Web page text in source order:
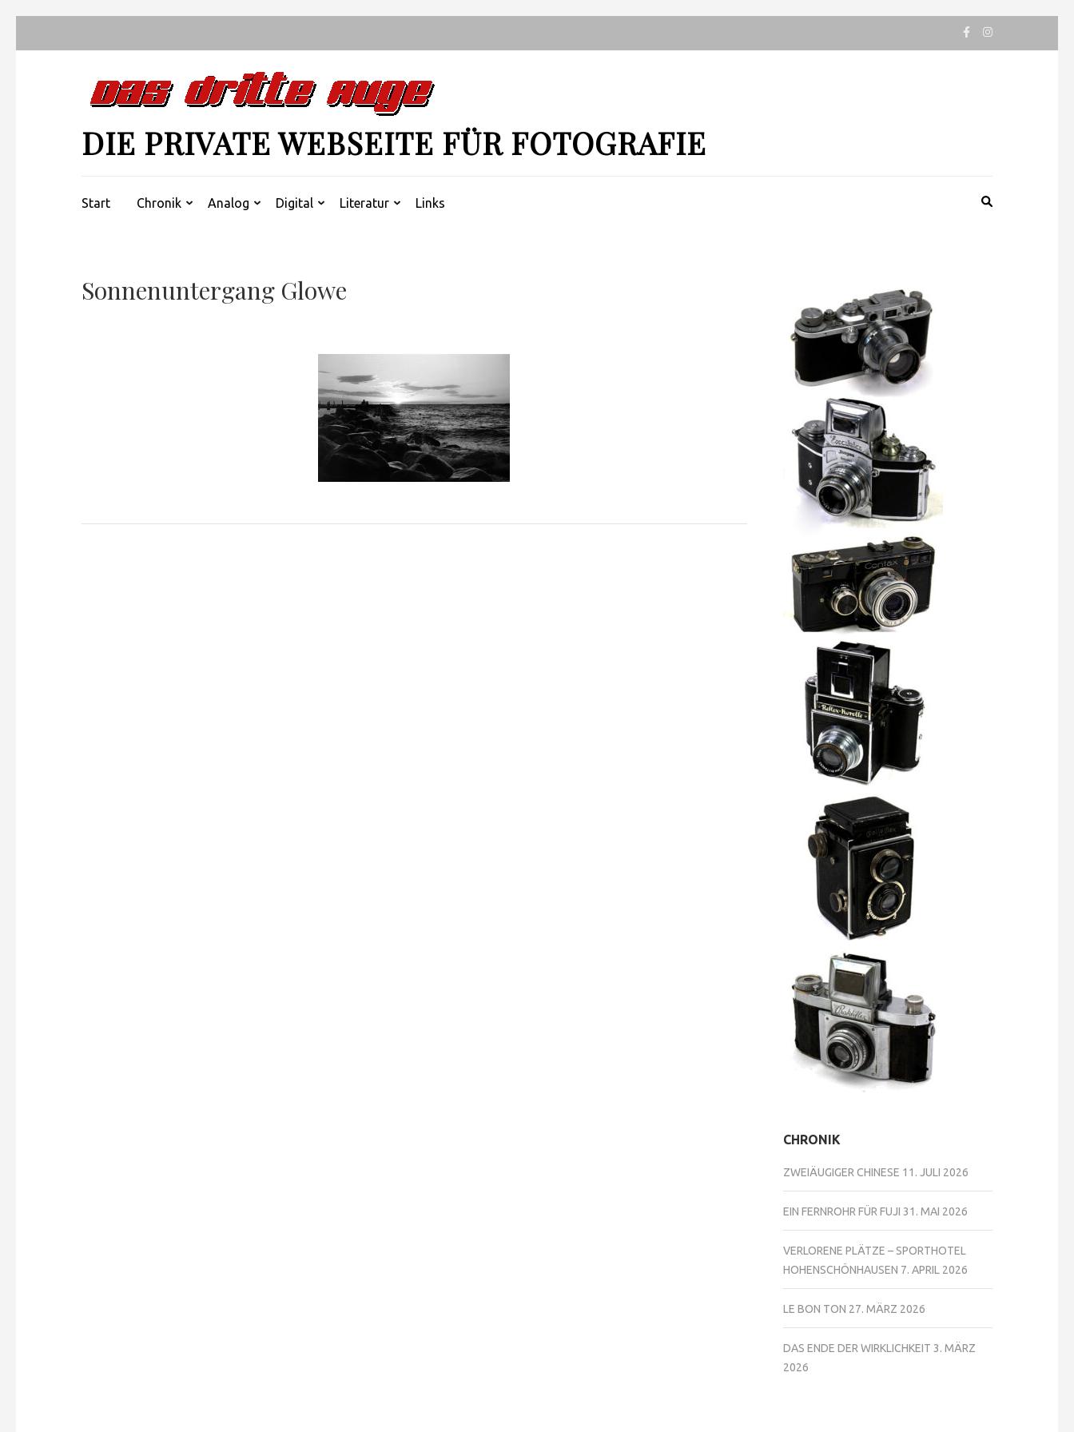
DIE PRIVATE WEBSEITE FÜR FOTOGRAFIE
Start Chronik Analog Digital Literatur Links
Sonnenuntergang Glowe
CHRONIK
ZWEIÄUGIGER CHINESE 11. JULI 2026
EIN FERNROHR FÜR FUJI 31. MAI 2026
VERLORENE PLÄTZE – SPORTHOTEL
HOHENSCHÖNHAUSEN 7. APRIL 2026
LE BON TON 27. MÄRZ 2026
DAS ENDE DER WIRKLICHKEIT 3. MÄRZ
2026